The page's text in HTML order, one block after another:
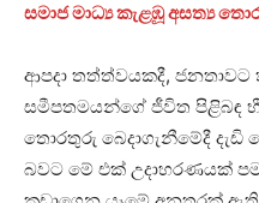
සමාජ මාධ්‍ය කැළඹූ අසත්‍ය
ආපදා තත්ත්වයකදී,
සමීපතමයන්ගේ ජීවිත පිළිබඳ
තොරතුරු බෙදාගැනීමේදී
බවට මේ එක් උදාහරණයක්